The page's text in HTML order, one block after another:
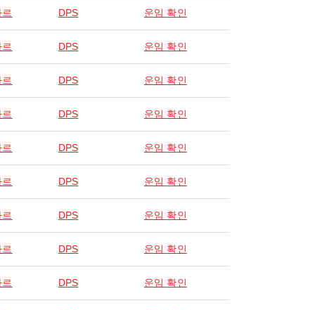
DPS 운임 확인
DPS 운임 확인
DPS 운임 확인
DPS 운임 확인
DPS 운임 확인
DPS 운임 확인
DPS 운임 확인
DPS 운임 확인
DPS 운임 확인